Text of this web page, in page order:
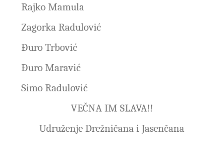
Rajko Mamula
Zagorka Radulović
Đuro Trbović
Đuro Maravić
Simo Radulović
VEČNA IM SLAVA!!
Udruženje Drežničana i Jasenčana